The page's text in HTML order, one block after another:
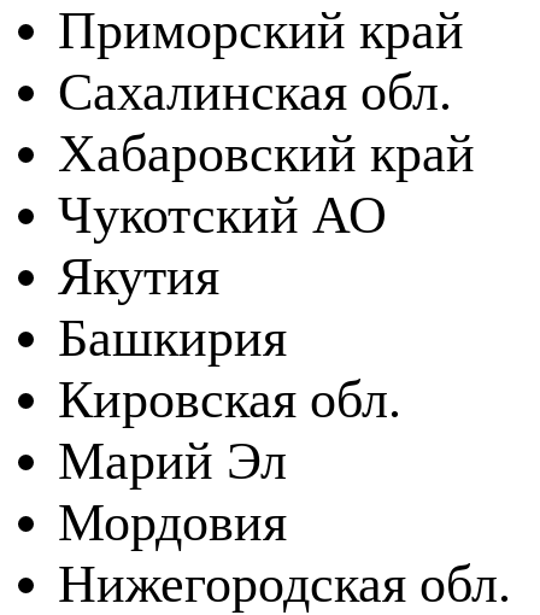
Приморский край
Сахалинская обл.
Хабаровский край
Чукотский АО
Якутия
Башкирия
Кировская обл.
Марий Эл
Мордовия
Нижегородская обл.